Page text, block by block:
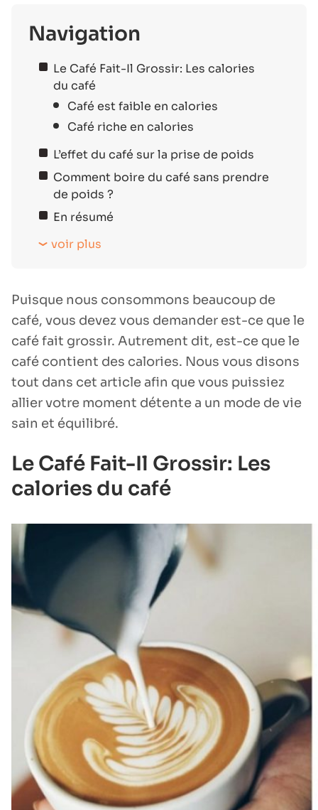
Navigation
Le Café Fait-Il Grossir: Les calories
du café
Café est faible en calories
Café riche en calories
L’effet du café sur la prise de poids
Comment boire du café sans prendre
de poids ?
En résumé
voir plus
Puisque nous consommons beaucoup de
café, vous devez vous demander est-ce que le
café fait grossir. Autrement dit, est-ce que le
café contient des calories. Nous vous disons
tout dans cet article afin que vous puissiez
allier votre moment détente a un mode de vie
sain et équilibré.
Le Café Fait-Il Grossir: Les
calories du café